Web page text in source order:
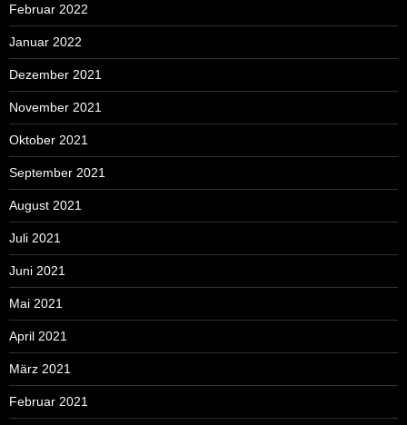
Februar 2022
Januar 2022
Dezember 2021
November 2021
Oktober 2021
September 2021
August 2021
Juli 2021
Juni 2021
Mai 2021
April 2021
März 2021
Februar 2021